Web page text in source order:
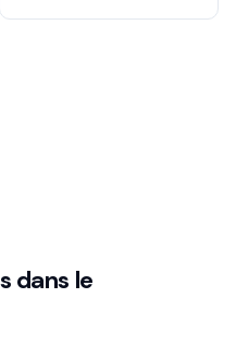
dans le